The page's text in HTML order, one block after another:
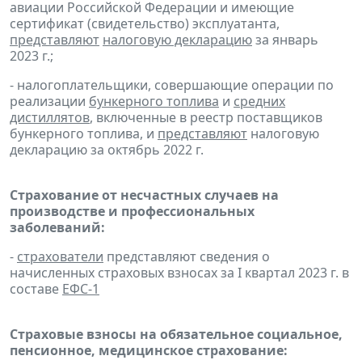
авиации Российской Федерации и имеющие
сертификат (свидетельство) эксплуатанта,
представляют налоговую декларациюза январь
2023 г.;
- налогоплательщики, совершающие операции по
реализации бункерного топлива и средних
дистиллятов, включенные в реестр поставщиков
бункерного топлива, и представляют налоговую
декларацию за октябрь 2022 г.
Страхование от несчастных случаев на
производстве и профессиональных
заболеваний:
- страхователи представляют сведения о
начисленных страховых взносах за I квартал 2023 г. в
составе ЕФС-1
Страховые взносы на обязательное социальное,
пенсионное, медицинское страхование: